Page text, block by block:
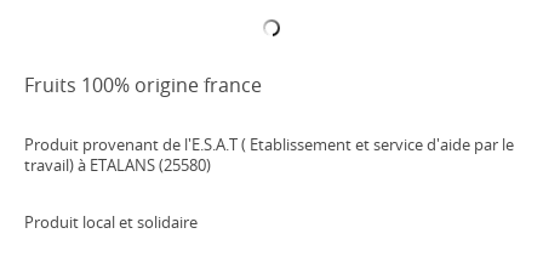
Fruits 100% origine france
Produit provenant de l'E.S.A.T ( Etablissement et service d'aide par le
travail) à ETALANS (25580)
Produit local et solidaire